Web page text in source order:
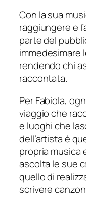
Con la sua
raggiungere e
parte del
immedesimare
rendendo chi
raccontata.
Per Fabiola,
viaggio che
e luoghi che
dell’artista è
propria musica
ascolta le sue
quello di
scrivere